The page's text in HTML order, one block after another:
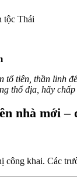
tộc Thái
tổ tiên, thần linh
thổ địa, hãy
nhà mới –
công khai. Các